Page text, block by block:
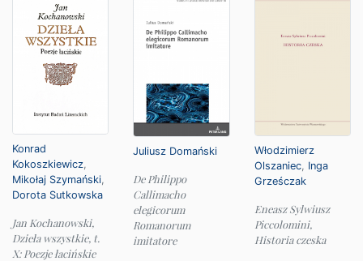
Konrad
Kokoszkiewicz,
Mikołaj Szymański,
Dorota Sutkowska
Jan Kochanowski,
Dzieła wszystkie, t.
X: Poezje łacińskie
Juliusz Domański
De Philippo
Callimacho
elegicorum
Romanorum
imitatore
Włodzimierz
Olszaniec, Inga
Grześczak
Eneasz Sylwiusz
Piccolomini,
Historia czeska